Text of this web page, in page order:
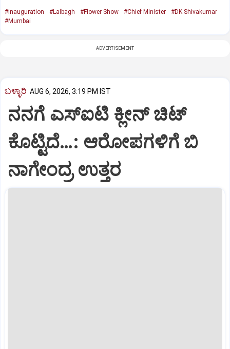
#inauguration #Lalbagh #Flower Show #Chief Minister
#DK Shivakumar
#Mumbai
ADVERTISEMENT
ಬಳ್ಳಾರಿ AUG 6, 2026, 3:19 PM IST
ನನಗೆ ಎಸ್ಐಟಿ ಕ್ಲೀನ್ ಚಿಟ್
ಕೊಟ್ಟಿದೆ…: ಆರೋಪಗಳಿಗೆ ಬಿ
ನಾಗೇಂದ್ರ ಉತ್ತರ